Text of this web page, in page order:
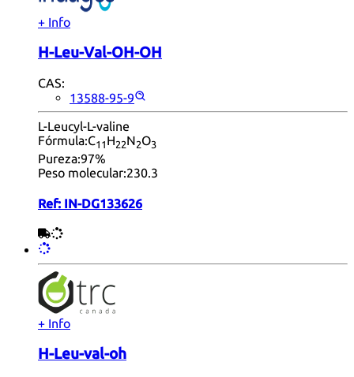
+ Info
H-Leu-Val-OH-OH
CAS:
13588-95-9
L-Leucyl-L-valine
Fórmula:C11 H22N2O3
Pureza:97%
Peso molecular:230.3
Ref: IN-DG133626
+ Info
H-Leu-val-oh